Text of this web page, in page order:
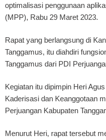
optimalisasi penggunaan
(MPP), Rabu 29 Maret 2023.
Rapat yang berlangsung di
Tanggamus, itu diahdiri
Tanggamus dari PDI
Kegiatan itu dipimpin Heri
Kaderisasi dan Keanggotaan
Perjuangan Kabupaten
Menurut Heri, rapat tersebut